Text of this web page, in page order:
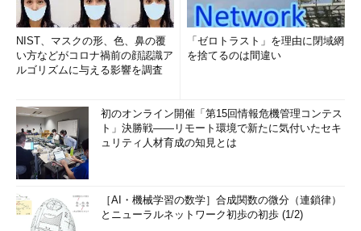
NIST、マスクの形、色、鼻の覆
い方などがコロナ禍前の顔認識ア
ルゴリズムに与える影響を調査
「ゼロトラスト」を理由に閉域網
を捨てるのは間違い
初のオンライン開催「第15回情報危機管理コンテス
ト」決勝戦――リモート環境で新たに気付いたセキ
ュリティ人材育成の知見とは
［AI・機械学習の数学］合成関数の微分（連鎖律）
とニューラルネットワーク初歩の初歩 (1/2)